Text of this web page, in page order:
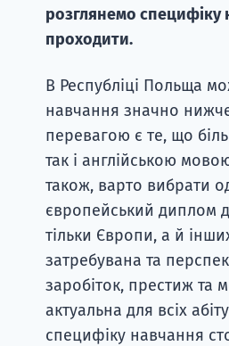
розглянемо специфіку
проходити.
В Республіці Польща
навчання значно
перевагою є те, що
так і англійською
також, варто вибрати
європейський диплом
тільки Європи, а й
затребувана та
заробіток, престиж та
актуальна для всіх
специфіку навчання